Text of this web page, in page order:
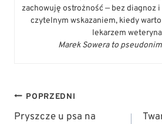
zachowuję ostrożność — bez diagnoz i
czytelnym wskazaniem, kiedy
lekarzem
Marek Sowera to
NAWIGACJA
WPISU
POPRZEDNI
Pryszcze u psa na